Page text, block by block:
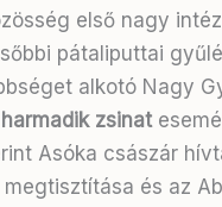
első nagy
pátaliputtai
alkotó Nagy
harmadik zsinat
Asóka császár
és az